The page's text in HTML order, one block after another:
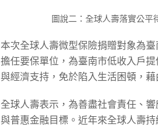
圖說二：全球人壽落實公平
本次全球人壽微型保險捐贈對象為
擔任要保單位，為臺南市低收入戶
與經濟支持，免於陷入生活困頓，
全球人壽表示，為善盡社會責任、
與普惠金融目標。近年來全球人壽